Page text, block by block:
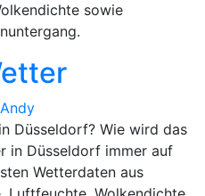
sowie
Andy
Düsseldorf? Wie wird das
in Düsseldorf immer auf
Wetterdaten aus